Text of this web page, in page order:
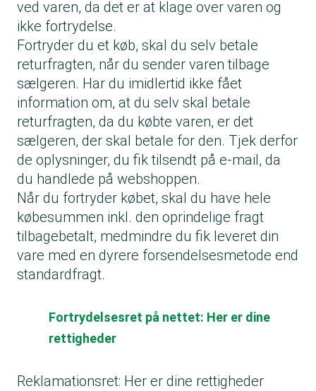
ved varen, da det er at klage over varen og
ikke fortrydelse.
Fortryder du et køb, skal du selv betale
returfragten, når du sender varen tilbage
sælgeren. Har du imidlertid ikke fået
information om, at du selv skal betale
returfragten, da du købte varen, er det
sælgeren, der skal betale for den. Tjek derfor
de oplysninger, du fik tilsendt på e-mail, da
du handlede på webshoppen.
Når du fortryder købet, skal du have hele
købesummen inkl. den oprindelige fragt
tilbagebetalt, medmindre du fik leveret din
vare med en dyrere forsendelsesmetode end
standardfragt.
Fortrydelsesret på nettet: Her er dine
rettigheder
Reklamationsret: Her er dine rettigheder